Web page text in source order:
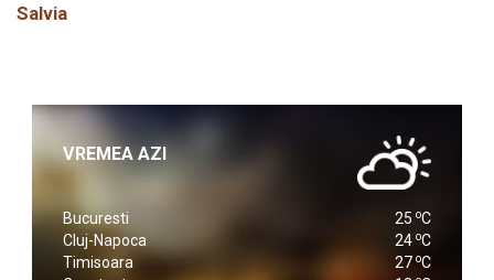
Salvia
VREMEA AZI
Bucuresti 25 oC
Cluj-Napoca
24 oC
Timisoara
27 oC